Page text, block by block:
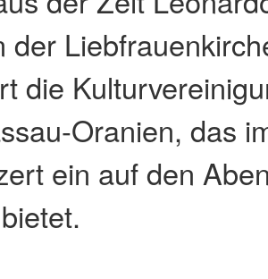
der
die
Oranien, das
ein auf den